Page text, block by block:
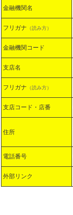
金融機関名
フリガナ （読み方）
金融機関コード
支店名
フリガナ （読み方）
支店コード・店番
住所
電話番号
外部リンク